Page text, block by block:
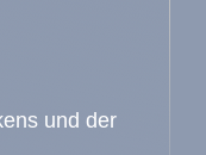
und der